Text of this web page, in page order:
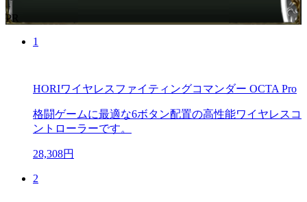
PR
1
HORIワイヤレスファイティングコマンダー OCTA Pro
格闘ゲームに最適な6ボタン配置の高性能ワイヤレスコ
ントローラーです。
28,308円
2